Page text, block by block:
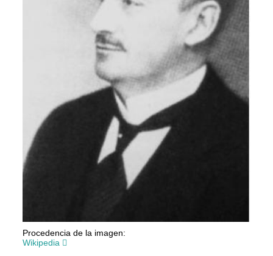
Procedencia de la imagen:
Wikipedia